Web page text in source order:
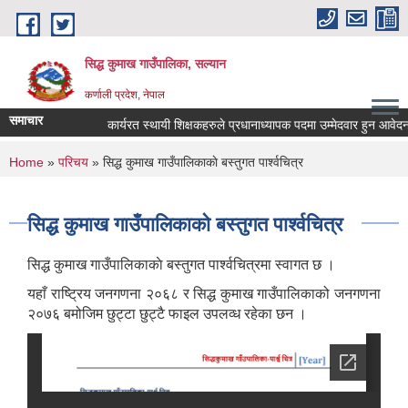
Skip to main content
सिद्ध कुमाख गाउँपालिका, सल्यान
कर्णाली प्रदेश, नेपाल
समाचार कार्यरत स्थायी शिक्षकहरुले प्रधानाध्यापक पदमा उम्मेदवार हुन आवेदन
You are here
Home » परिचय » सिद्ध कुमाख गाउँपालिकाकाे बस्तुगत पार्श्वचित्र
सिद्ध कुमाख गाउँपालिकाकाे बस्तुगत पार्श्वचित्र
सिद्ध कुमाख गाउँपालिकाकाे बस्तुगत पार्श्वचित्रमा स्वागत छ ।
यहाँ राष्ट्रिय जनगणना २०६८ र सिद्ध कुमाख गाउँपालिकाको जनगणना
२०७६ बमोजिम छुट्टा छुट्टै फाइल उपलव्ध रहेका छन ।